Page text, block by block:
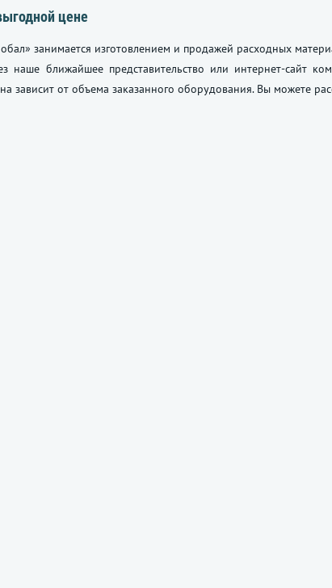
цене
занимается изготовлением и продажей расходных
наше ближайшее представительство или интернет-сайт
зависит от объема заказанного оборудования. Вы можете